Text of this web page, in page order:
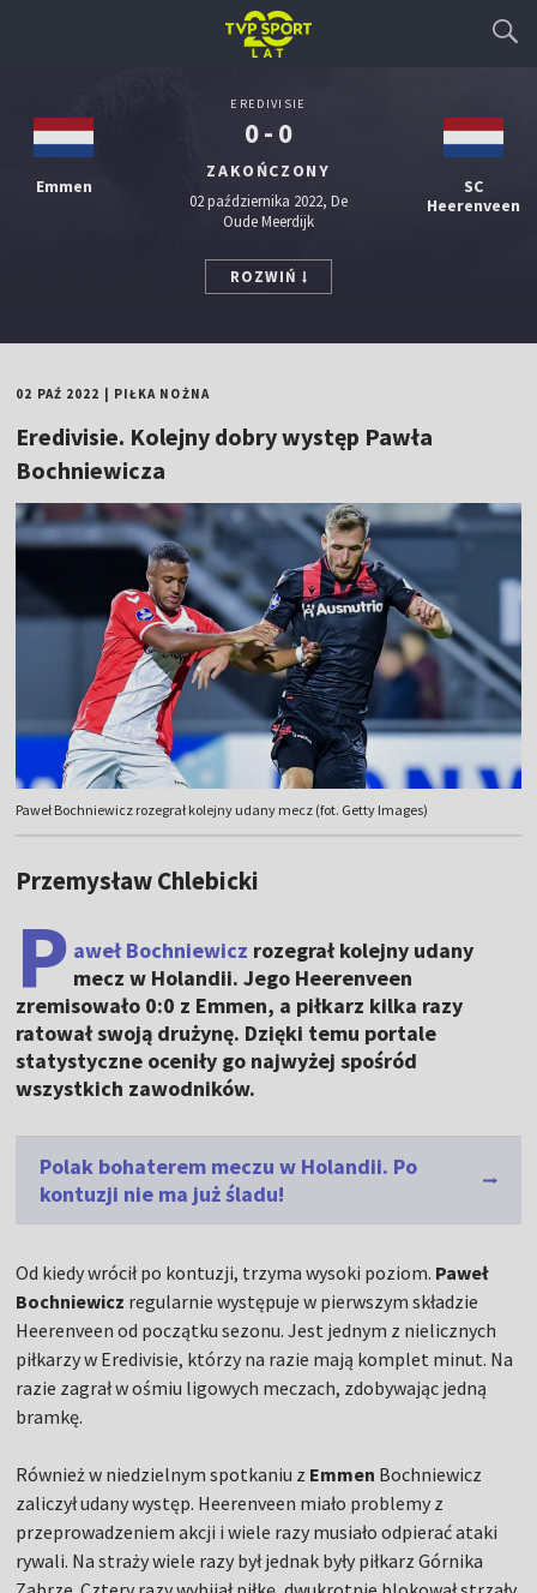
Emmen
EREDIVISIE
0 - 0
ZAKOŃCZONY
02 października 2022, De
Oude Meerdijk
SC
Heerenveen
ROZWIŃ
02 PAŹ 2022 PIŁKA NOŻNA
Eredivisie. Kolejny dobry występ Pawła
Bochniewicza
Paweł Bochniewicz rozegrał kolejny udany mecz (fot. Getty Images)
Przemysław Chlebicki
P aweł Bochniewicz rozegrał kolejny udany
mecz w Holandii. Jego Heerenveen
zremisowało 0:0 z Emmen, a piłkarz kilka razy
ratował swoją drużynę. Dzięki temu portale
statystyczne oceniły go najwyżej spośród
wszystkich zawodników.
Polak bohaterem meczu w Holandii. Po
kontuzji nie ma już śladu!
Od kiedy wrócił po kontuzji, trzyma wysoki poziom. Paweł
Bochniewicz regularnie występuje w pierwszym składzie
Heerenveen od początku sezonu. Jest jednym z nielicznych
piłkarzy w Eredivisie, którzy na razie mają komplet minut. Na
razie zagrał w ośmiu ligowych meczach, zdobywając jedną
bramkę.
Również w niedzielnym spotkaniu z Emmen Bochniewicz
zaliczył udany występ. Heerenveen miało problemy z
przeprowadzeniem akcji i wiele razy musiało odpierać ataki
rywali. Na straży wiele razy był jednak były piłkarz Górnika